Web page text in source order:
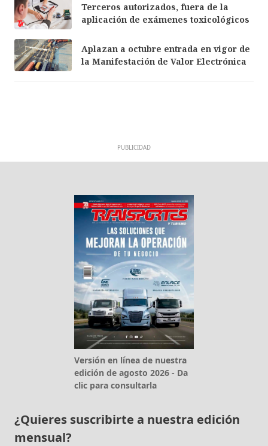
Terceros autorizados, fuera de la
aplicación de exámenes toxicológicos
Aplazan a octubre entrada en vigor de
la Manifestación de Valor Electrónica
PUBLICIDAD
Versión en línea de nuestra
edición de agosto 2026 - Da
clic para consultarla
¿Quieres suscribirte a nuestra edición
mensual?